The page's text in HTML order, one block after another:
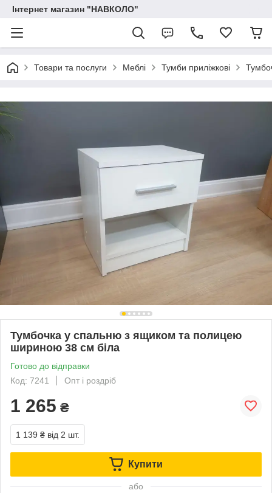
Інтернет магазин "НАВКОЛО"
Товари та послуги Меблі Тумби приліжкові
Тумбочка у спальню з ящиком та полицею
шириною 38 см біла
Готово до відправки
Код: 7241
Опт і роздріб
1 265 ₴
1 139 ₴ від 2 шт.
Купити
або